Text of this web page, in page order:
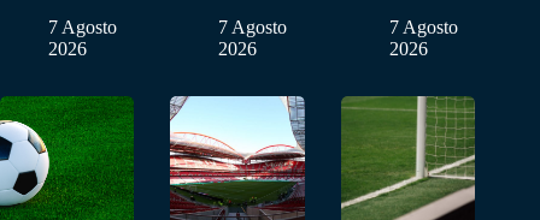
7 Agosto
2026
7 Agosto
2026
7 Agosto
2026